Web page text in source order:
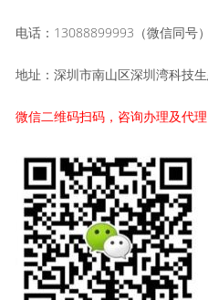
电话：13088899993（微信同号）
地址：深圳市南山区深圳湾科技
微信二维码扫码，咨询办理及代理